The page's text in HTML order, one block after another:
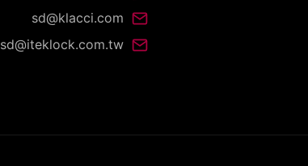
sd@klacci.com
sd@iteklock.com.tw